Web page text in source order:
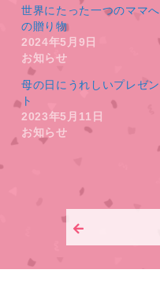
世界にたった一つのママへ
の贈り物
2024年5月9日
お知らせ
母の日にうれしいプレゼン
ト
2023年5月11日
お知らせ